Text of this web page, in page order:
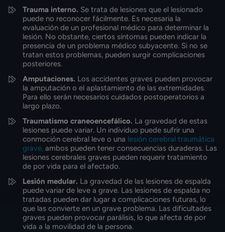
Trauma interno. Se trata de lesiones que el lesionado
puede no reconocer fácilmente. Es necesaria la
evaluación de un profesional médico para determinar la
lesión. No obstante, ciertos síntomas pueden indicar la
presencia de un problema médico subyacente. Si no se
tratan estos problemas, pueden surgir complicaciones
posteriores.
Amputaciones. Los accidentes graves pueden provocar
la amputación o el aplastamiento de las extremidades.
Para ello serán necesarios cuidados postoperatorios a
largo plazo.
Traumatismo craneoencefálico. La gravedad de estas
lesiones puede variar. Un individuo puede sufrir una
conmoción cerebral leve o una lesión cerebral traumática
grave, ambos pueden tener consecuencias duraderas. Las
lesiones cerebrales graves pueden requerir tratamiento
de por vida para el afectado.
Lesión medular. La gravedad de las lesiones de espalda
puede variar de leve a grave. Las lesiones de espalda no
tratadas pueden dar lugar a complicaciones futuras, lo
que las convierte en un grave problema. Las dificultades
graves pueden provocar parálisis, lo que afecta de por
vida a la movilidad de la persona.